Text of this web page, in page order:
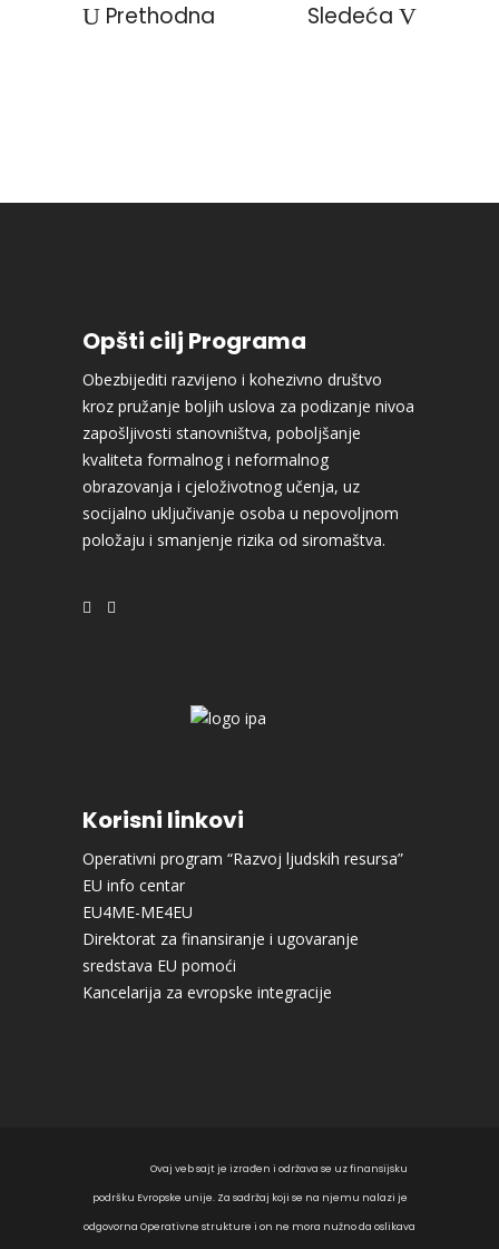
Prethodna Sledeća
Opšti cilj Programa
Obezbijediti razvijeno i kohezivno društvo
kroz pružanje boljih uslova za podizanje nivoa
zapošljivosti stanovništva, poboljšanje
kvaliteta formalnog i neformalnog
obrazovanja i cjeloživotnog učenja, uz
socijalno uključivanje osoba u nepovoljnom
položaju i smanjenje rizika od siromaštva.
Korisni linkovi
Operativni program “Razvoj ljudskih resursa”
EU info centar
EU4ME-ME4EU
Direktorat za finansiranje i ugovaranje
sredstava EU pomoći
Kancelarija za evropske integracije
Ovaj veb sajt je izrađen i održava se uz finansijsku
podršku Evropske unije. Za sadržaj koji se na njemu nalazi je
odgovorna Operativne strukture i on ne mora nužno da oslikava